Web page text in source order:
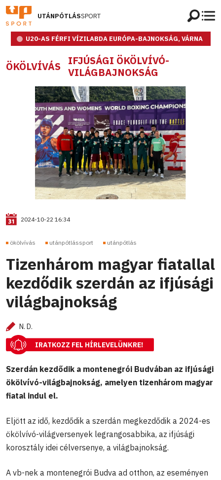
UTÁNPÓTLÁSSPORT
U20-AS FÉRFI VÍZILABDA EURÓPA-BAJNOKSÁG, VÁRNA
ÖKÖLVÍVÁS
IFJÚSÁGI ÖKÖLVÍVÓ-
VILÁGBAJNOKSÁG
2024-10-22 16:34
ökölvívás utánpótlássport utánpótlás
Tizenhárom magyar fiatallal
kezdődik szerdán az ifjúsági
világbajnokság
N. D.
IRATKOZZ FEL HÍRLEVELÜNKRE!
Szerdán kezdődik a montenegrói Budvában az ifjúsági
ökölvívó-világbajnokság, amelyen tizenhárom magyar
fiatal indul el.
Eljött az idő, kezdődik a szerdán megkezdődik a 2024-es
ökölvívó-világversenyek legrangosabbika, az ifjúsági
korosztály idei célversenye, a világbajnokság.
A vb-nek a montenegrói Budva ad otthon, az eseményen